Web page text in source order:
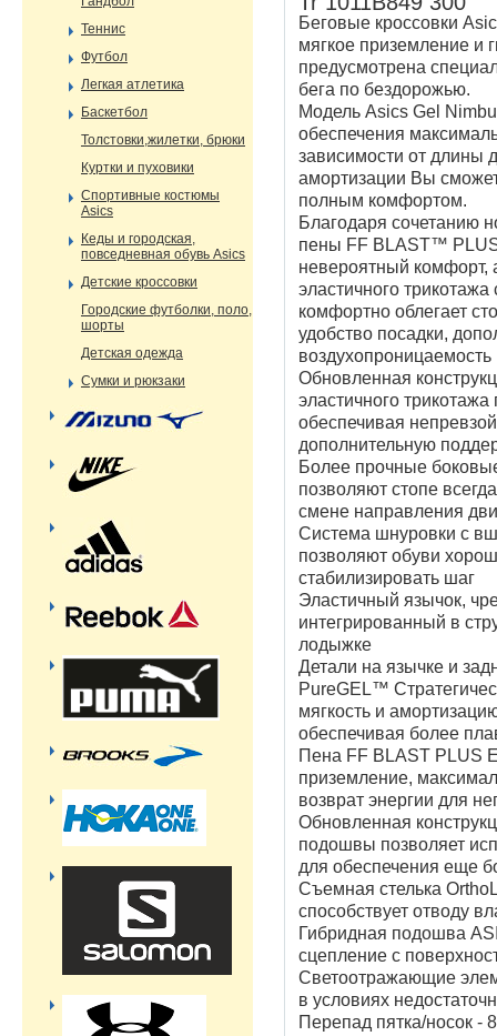
Беговые кроссовки
мягкое приземление и
предусмотрена
бега по бездорожью.
Модель Asics Gel
обеспечения
зависимости от длины
амортизации Вы
полным комфортом.
Благодаря сочетанию
пены FF BLAST™
невероятный комфорт,
эластичного
комфортно облегает
удобство посадки,
Обновленная
эластичного
обеспечивая
дополнительную
Более прочные
позволяют стопе
смене направления
Система шнуровки с
позволяют обуви
стабилизировать шаг
Эластичный язычок,
интегрированный в
лодыжке
Детали на язычке и
PureGEL™
мягкость и
обеспечивая более
Пена FF BLAST PLUS
приземление,
возврат энергии для
Обновленная
подошвы позволяет
для обеспечения еще
Съемная стелька
способствует отводу
Гибридная подошва
сцепление с
Светоотражающие
в условиях
Перепад пятка/носок -
Теннис
Футбол
Легкая атлетика
Баскетбол
Толстовки,жилетки, брюки
Куртки и пуховики
Спортивные костюмы
Asics
Кеды и городская,
повседневная обувь Asics
Детские кроссовки
Городские футболки, поло,
шорты
Детская одежда
Сумки и рюкзаки